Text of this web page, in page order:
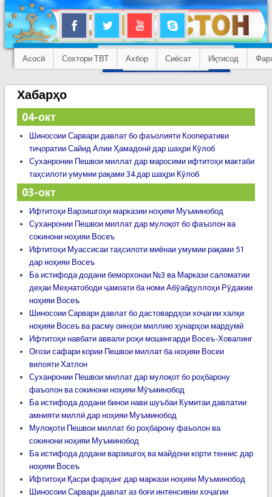
Асосӣ Сохтори ТВТ Ахбор Сиёсат Иқтисод
Хабарҳо
04-окт
Шиносоии Сарвари давлат бо фаъолияти Кооперативи
тиҷоратии Сайид Алии Ҳамадонӣ дар шаҳри Кӯлоб
Суханронии Пешвои миллат дар маросими ифтитоҳи мактаби
таҳсилоти умумии рақами 34 дар шаҳри Кӯлоб
03-окт
Ифтитоҳи Варзишгоҳи марказии ноҳияи Муъминобод
Суханронии Пешвои миллат дар мулоқот бо фаъолон ва
сокинони ноҳияи Восеъ
Ифтитоҳи Муассисаи таҳсилоти миёнаи умумии рақами 51
дар ноҳияи Восеъ
Ба истифода додани беморхонаи №3 ва Маркази саломатии
деҳаи Меҳнатободи ҷамоати ба номи Абӯабдуллоҳи Рӯдакии
ноҳияи Восеъ
Шиносоии Сарвари давлат бо дастовардҳои хоҷагии халқи
ноҳияи Восеъ ва расму оинҳои миллию ҳунарҳои мардумӣ
Ифтитоҳи навбати аввали роҳи мошингарди Восеъ-Ховалинг
Оғози сафари кории Пешвои миллат ба ноҳияи Восеи
вилояти Хатлон
Суханронии Пешвои миллат дар мулоқот бо роҳбарону
фаъолон ва сокинони ноҳияи Мӯъминобод
Ба истифода додани бинои нави шуъбаи Кумитаи давлатии
амнияти миллӣ дар ноҳияи Муъминобод
Мулоқоти Пешвои миллат бо роҳбарону фаъолон ва
сокинони ноҳияи Муъминобод
Ба истифода додани варзишгоҳ ва майдони корти теннис дар
ноҳияи Восеъ
Ифтитоҳи Қасри фарҳанг дар маркази ноҳияи Муъминобод
Шиносоии Сарвари давлат аз боғи интенсивии хоҷагии